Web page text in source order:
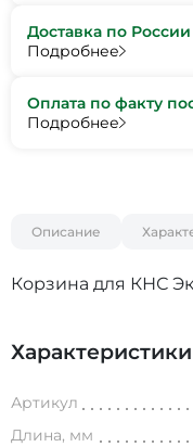
Доставка по
Подробнее
Оплата по факту
Подробнее
Описание
Корзина для КНС
Характеристики
Артикул
Длина, мм